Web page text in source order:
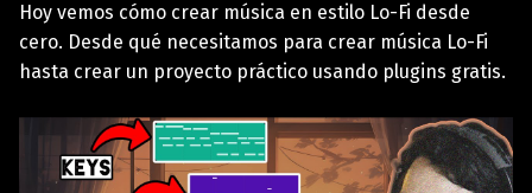
Hoy vemos cómo crear música en estilo Lo-Fi desde
cero. Desde qué necesitamos para crear música Lo-Fi
hasta crear un proyecto práctico usando plugins gratis.